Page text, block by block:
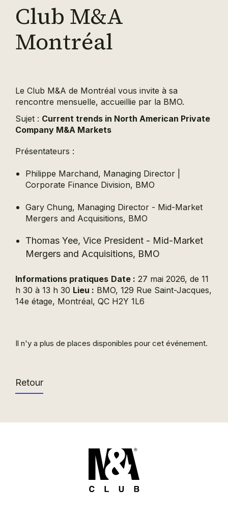
Club M&A
Montréal
Le Club M&A de Montréal vous invite à sa
rencontre mensuelle, accueillie par la BMO.
Sujet : Current trends in North American Private
Company M&A Markets
Présentateurs :
Philippe Marchand, Managing Director |
Corporate Finance Division, BMO
Gary Chung, Managing Director - Mid-Market
Mergers and Acquisitions, BMO
Thomas Yee, Vice President - Mid-Market
Mergers and Acquisitions, BMO
Informations pratiques Date : 27 mai 2026, de 11
h 30 à 13 h 30 Lieu : BMO, 129 Rue Saint-Jacques,
14e étage, Montréal, QC H2Y 1L6
Il n'y a plus de places disponibles pour cet événement.
Retour